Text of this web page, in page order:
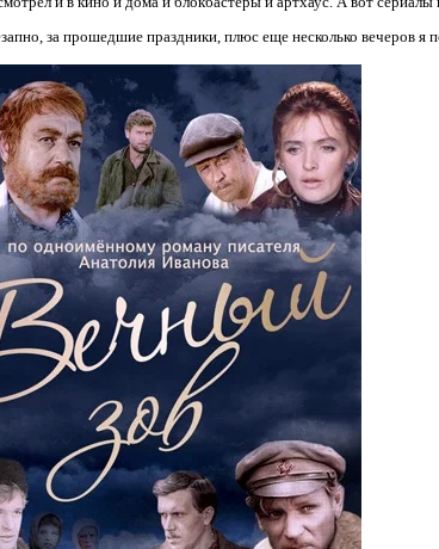
за прошедшие праздники, плюс еще несколько вечеров